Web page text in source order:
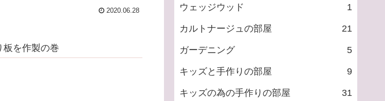
2020.06.28
を作製の巻
ウェッジウッド 1
カルトナージュの部屋 21
ガーデニング 5
キッズと手作りの部屋 9
キッズの為の手作りの部屋 31